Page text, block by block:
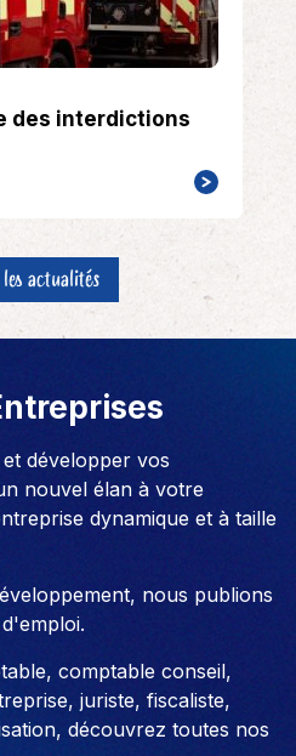
des interdictions
actualités
développer vos
nouvel élan à votre
dynamique et à taille
nous publions
comptable conseil,
juriste, fiscaliste,
découvrez toutes nos